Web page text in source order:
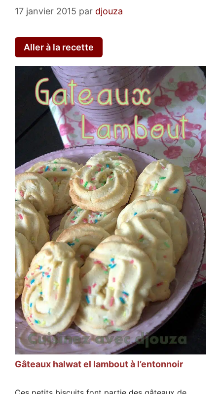
17 janvier 2015 par djouza
Aller à la recette
Gâteaux halwat el lambout à l’entonnoir